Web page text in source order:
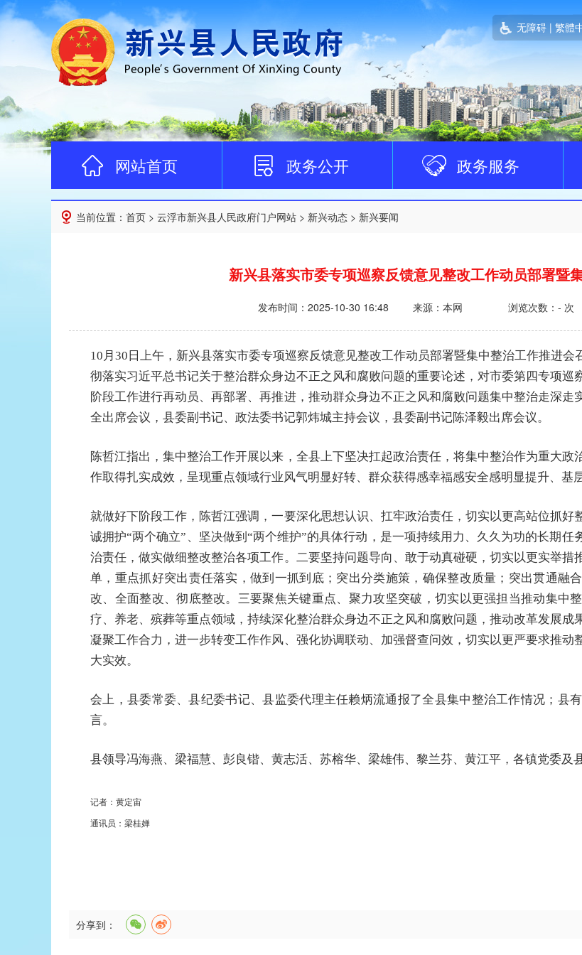
无障碍 | 繁體
网站首页 政务公开 政务服务
当前位置： 首页 > 云浮市新兴县人民政府门户网站 > 新兴动态 > 新兴要闻
新兴县落实市委专项巡察反馈意见整改工作动员部署暨
发布时间： 2025-10-30 16:48 来源：本网 浏览次数： - 次
10月30日上午，新兴县落实市委专项巡察反馈意见整改工作动员部署暨集中整治工作推进
彻落实习近平总书记关于整治群众身边不正之风和腐败问题的重要论述，对市委第四专项
阶段工作进行再动员、再部署、再推进，推动群众身边不正之风和腐败问题集中整治走深
全出席会议，县委副书记、政法委书记郭炜城主持会议，县委副书记陈泽毅出席会议。
陈哲江指出，集中整治工作开展以来，全县上下坚决扛起政治责任，将集中整治作为重大
作取得扎实成效，呈现重点领域行业风气明显好转、群众获得感幸福感安全感明显提升、基
就做好下阶段工作，陈哲江强调，一要深化思想认识、扛牢政治责任，切实以更高站位抓
诚拥护“两个确立”、坚决做到“两个维护”的具体行动，是一项持续用力、久久为功的长期
治责任，做实做细整改整治各项工作。二要坚持问题导向、敢于动真碰硬，切实以更实举
单，重点抓好突出责任落实，做到一抓到底；突出分类施策，确保整改质量；突出贯通融
改、全面整改、彻底整改。三要聚焦关键重点、聚力攻坚突破，切实以更强担当推动集中
疗、养老、殡葬等重点领域，持续深化整治群众身边不正之风和腐败问题，推动改革发展成
凝聚工作合力，进一步转变工作作风、强化协调联动、加强督查问效，切实以更严要求推
大实效。
会上，县委常委、县纪委书记、县监委代理主任赖炳流通报了全县集中整治工作情况；县
言。
县领导冯海燕、梁福慧、彭良锴、黄志活、苏榕华、梁雄伟、黎兰芬、黄江平，各镇党委及
记者：黄定宙
通讯员：梁桂婵
分享到：